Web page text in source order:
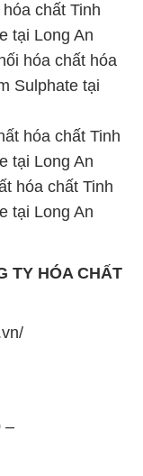
chất Tinh
tại Long An
hóa chất hóa
Sulphate tại
hóa chất Tinh
tại Long An
hóa chất Tinh
tại Long An
TY HÓA CHẤT
–